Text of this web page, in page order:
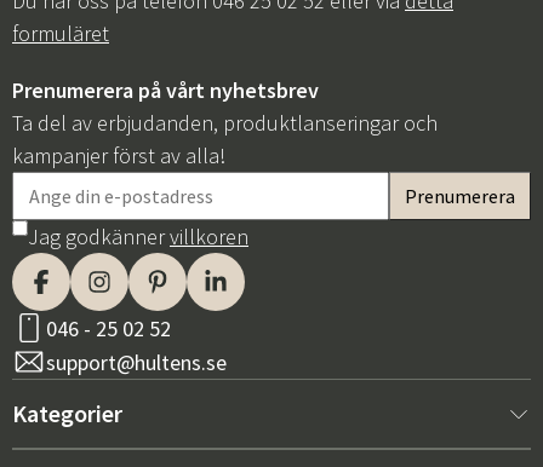
formuläret
Prenumerera på vårt nyhetsbrev
Ta del av erbjudanden, produktlanseringar och
kampanjer först av alla!
Jag godkännervillkoren
046 - 25 02 52
support@hultens.se
Kategorier